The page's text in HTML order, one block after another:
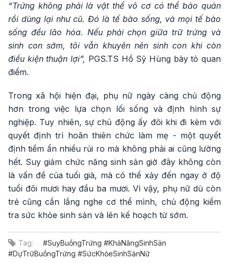
“Trứng không phải là vật thể vô cơ có thể bảo quản
rồi dùng lại như cũ. Đó là tế bào sống, và mọi tế bào
sống đều lão hóa. Nếu phải chọn giữa trữ trứng và
sinh con sớm, tôi vẫn khuyên nên sinh con khi còn
điều kiện thuận lợi”, PGS.TS Hồ Sỹ Hùng bày tỏ quan
điểm.
Trong xã hội hiện đại, phụ nữ ngày càng chủ động
hơn trong việc lựa chọn lối sống và định hình sự
nghiệp. Tuy nhiên, sự chủ động ấy đôi khi đi kèm với
quyết định trì hoãn thiên chức làm mẹ - một quyết
định tiềm ẩn nhiều rủi ro mà không phải ai cũng lường
hết. Suy giảm chức năng sinh sản giờ đây không còn
là vấn đề của tuổi già, mà có thể xảy đến ngay ở độ
tuổi đôi mươi hay đầu ba mươi. Vì vậy, phụ nữ dù còn
trẻ cũng cần lắng nghe cơ thể mình, chủ động kiểm
tra sức khỏe sinh sản và lên kế hoạch từ sớm.
Tag:
#SuyBuồngTrứng #KhảNăngSinhSản
#DựTrữBuồngTrứng #SứcKhỏeSinhSảnNữ